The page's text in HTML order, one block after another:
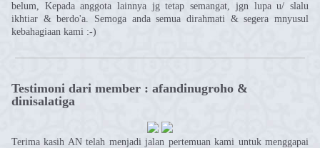
belum, Kepada anggota lainnya jg tetap semangat, jgn lupa u/ slalu
ikhtiar & berdo'a. Semoga anda semua dirahmati & segera mnyusul
kebahagiaan kami :-)
Testimoni dari member : afandinugroho &
dinisalatiga
Terima kasih AN telah menjadi jalan pertemuan kami untuk menggapai